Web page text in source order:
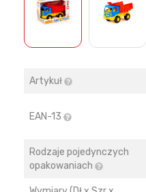
Artykuł
EAN-13
Rodzaje pojedynczych
opakowaniach